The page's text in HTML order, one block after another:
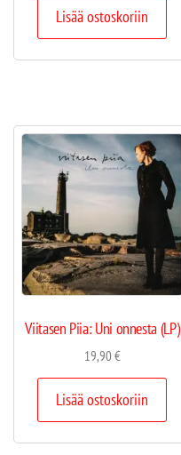
Lisää ostoskoriin
Viitasen Piia: Uni onnesta (LP)
19,90€
Lisää ostoskoriin